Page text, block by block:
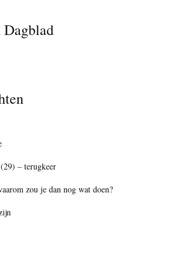
– terugkeer
zou je dan nog wat doen?